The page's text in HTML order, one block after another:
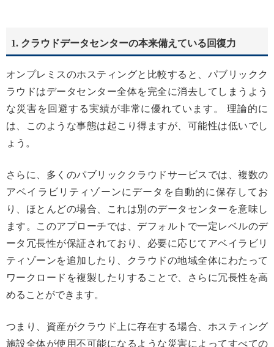
1. クラウドデータセンターの本来備えている回復力
オンプレミスのホスティングと比較すると、パブリックク
ラウドはデータセンター全体を完全に消去してしまうよう
な災害を回避する実績が非常に優れています。 理論的に
は、このような事態は起こり得ますが、可能性は低いでし
ょう。
さらに、多くのパブリッククラウドサービスでは、複数の
アベイラビリティゾーンにデータを自動的に保存してお
り、ほとんどの場合、これは別のデータセンターを意味し
ます。このアプローチでは、デフォルトで一定レベルのデ
ータ冗長性が保証されており、必要に応じてアベイラビリ
ティゾーンを追加したり、クラウドの地域全体にわたって
ワークロードを複製したりすることで、さらに冗長性を高
めることができます。
つまり、資産がクラウド上に存在する場合、ホスティング
施設全体が使用不可能になるような災害によってすべての